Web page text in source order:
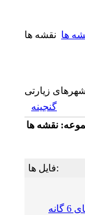
ها نقشه ها
زیارتی
گنجینه
نقشه ها
فایل ها: